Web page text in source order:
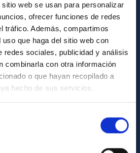
web se usan para personalizar
ofrecer funciones de redes
tráfico. Además, compartimos
que haga del sitio web con
redes sociales, publicidad y análisis
combinarla con otra información
o que hayan recopilado a
hecho de sus servicios.